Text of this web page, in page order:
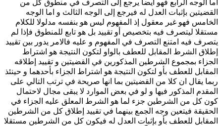
اما الوجه الرابع فهو أيضاً يرجع إلى التصرف في منطوق كل من
القضيتين بإثبات العدل له فيرجع إلى الوجه الثالث و اما الوجه
الخامس فهو غير معقول إذ المفهوم ليس هو بنفسه مدلولا للكلام
مستقلا ليتصرف فيه بتخصيص أو تقييد بل هو تابع للمنطوق فإذا لم
يتصرف فيه امتنع التصرف في المفهوم و عليه فالامر يدور بين تقييد
إطلاق الشرط المقابل للعطف بالواو لتكون النتيجة هو اشتراط
الجزاء بمجموع الشرطين المذكورين في القضيتين و تقييد إطلاقه
المقابل للعطف بأو لتكون النتيجة هو اشتراط الجزاء بأحدهما و حينئذ
ربما يقال ان كلا من القضيتين بما انها صريحة في ترتب التالي على
المقدم المذكور فيها و لو في بعض الموارد لا يبقى مجال لاحتمال
كون كل من الشرطين جزء لما هو الشرط المعلق عليه الجزاء في
الحقيقة فيتعين وجه الجمع بينهما في تقييد إطلاق كل من الشرطين
المقابل للعطف بأو بإثبات العدل له فيكون كل من الشرطين مستقلا